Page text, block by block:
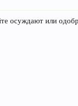
осуждают или